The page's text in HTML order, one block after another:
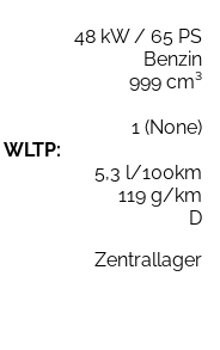
48 kW / 65 PS
Benzin
999 cm³
1 (None)
5,3 l/100km
119 g/km
D
Zentrallager